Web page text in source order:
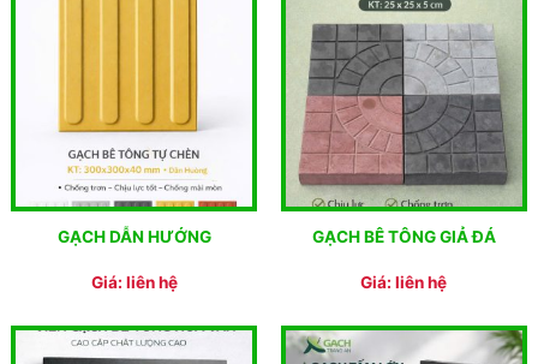
GẠCH DẪN HƯỚNG
Giá: liên hệ
GẠCH BÊ TÔNG GIẢ ĐÁ
Giá: liên hệ